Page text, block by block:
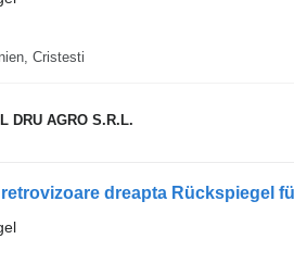
Cristesti
DRU AGRO S.R.L.